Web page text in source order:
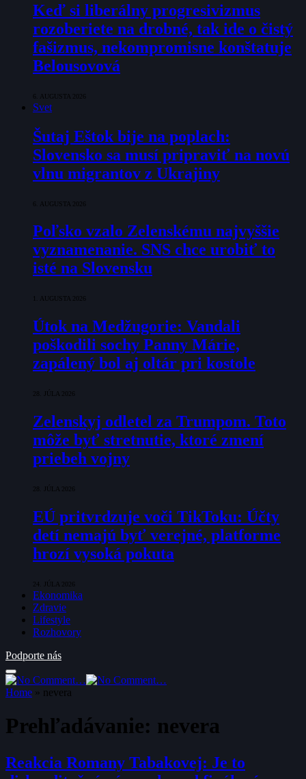
Keď si liberálny progresivizmus
rozoberiete na drobné, tak ide o čistý
fašizmus, nekompromisne konštatuje
Belousovová
6. AUGUSTA 2026
Svet
Šutaj Eštok bije na poplach:
Slovensko sa musí pripraviť na novú
vlnu migrantov z Ukrajiny
6. AUGUSTA 2026
Poľsko vzalo Zelenskému najvyššie
vyznamenanie. SNS chce urobiť to
isté na Slovensku
1. AUGUSTA 2026
Útok na Medžugorie: Vandali
poškodili sochy Panny Márie,
zapálený bol aj oltár pri kostole
28. JÚLA 2026
Zelenskyj odletel za Trumpom. Toto
môže byť stretnutie, ktoré zmení
priebeh vojny
28. JÚLA 2026
EÚ pritvrdzuje voči TikToku: Účty
detí nemajú byť verejné, platforme
hrozí vysoká pokuta
24. JÚLA 2026
Ekonomika
Zdravie
Lifestyle
Rozhovory
Podporte nás
Home » nevera
Prehľadávanie: nevera
Reakcia Romany Tabakovej: Je to